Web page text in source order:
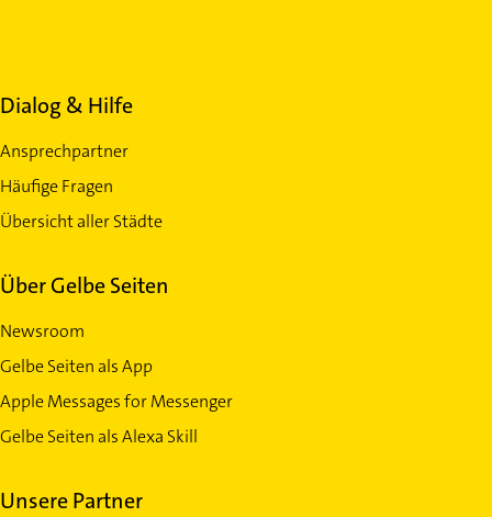
Dialog & Hilfe
Ansprechpartner
Häufige Fragen
Übersicht aller Städte
Über Gelbe Seiten
Newsroom
Gelbe Seiten als App
Apple Messages for Messenger
Gelbe Seiten als Alexa Skill
Unsere Partner